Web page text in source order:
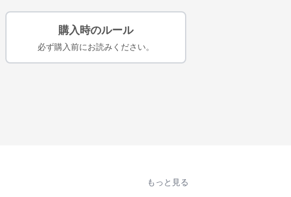
購入時のルール
必ず購入前にお読みください。
もっと見る